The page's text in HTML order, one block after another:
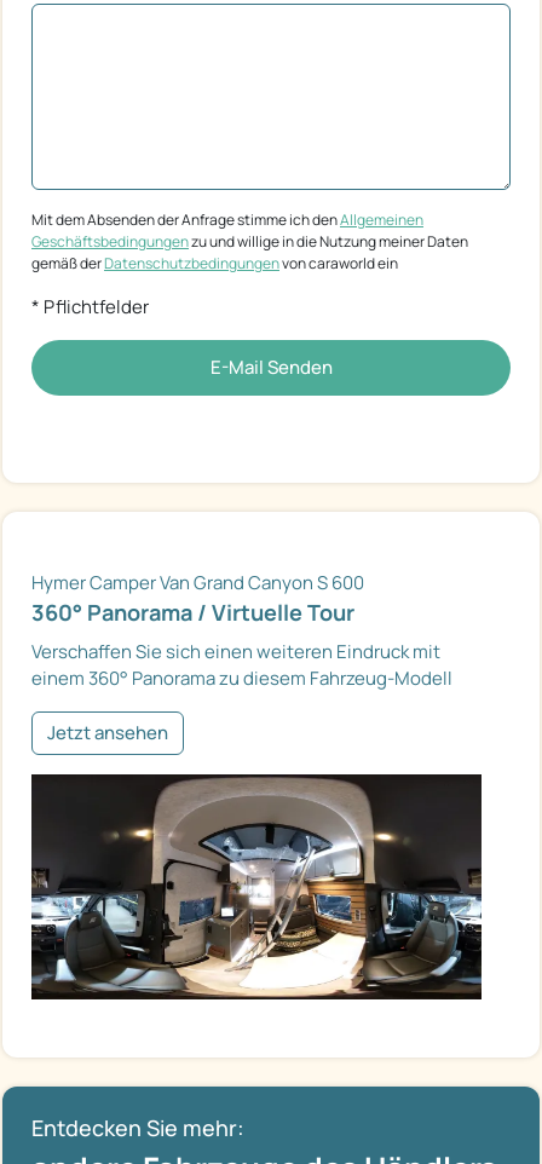
Mit dem Absenden der Anfrage stimme ich denAllgemeinen
Geschäftsbedingungenzu und willige in die Nutzung meiner Daten
gemäß derDatenschutzbedingungenvon caraworld ein
* Pflichtfelder
E-Mail Senden
Hymer Camper Van Grand Canyon S 600
360° Panorama / Virtuelle Tour
Verschaffen Sie sich einen weiteren Eindruck mit
einem 360° Panorama zu diesem Fahrzeug-Modell
Jetzt ansehen
Entdecken Sie mehr: